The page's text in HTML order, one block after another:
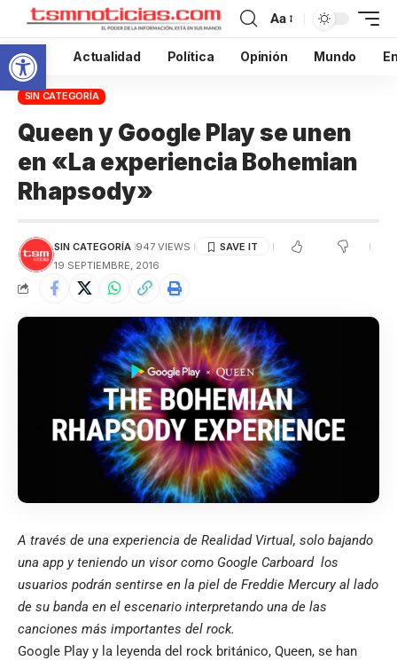
Abrir barra de herramientas
Aa
Inicio Actualidad Política Opinión Mundo
SIN CATEGORÍA
Queen y Google Play se unen
en «La experiencia Bohemian
Rhapsody»
SIN CATEGORÍA 947 VIEWS
19 SEPTIEMBRE, 2016
A través de una experiencia de Realidad Virtual, solo bajando
una app y teniendo un visor como Google Carboard los
usuarios podrán sentirse en la piel de Freddie Mercury al lado
de su banda en el escenario interpretando una de las
canciones más importantes del rock.
Google Play y la leyenda del rock británico, Queen, se han